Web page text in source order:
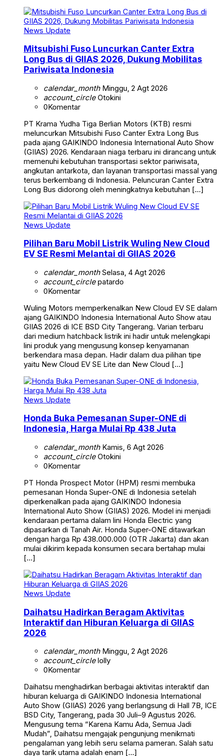
News Update
Mitsubishi Fuso Luncurkan Canter Extra
Long Bus di GIIAS 2026, Dukung Mobilitas
Pariwisata Indonesia
calendar_monthMinggu, 2 Agt 2026
account_circleOtokini
0Komentar
PT Krama Yudha Tiga Berlian Motors (KTB) resmi
meluncurkan Mitsubishi Fuso Canter Extra Long Bus
pada ajang GAIKINDO Indonesia International Auto Show
(GIIAS) 2026. Kendaraan niaga terbaru ini dirancang untuk
memenuhi kebutuhan transportasi sektor pariwisata,
angkutan antarkota, dan layanan transportasi massal yang
terus berkembang di Indonesia. Peluncuran Canter Extra
Long Bus didorong oleh meningkatnya kebutuhan […]
News Update
Pilihan Baru Mobil Listrik Wuling New Cloud
EV SE Resmi Melantai di GIIAS 2026
calendar_monthSelasa, 4 Agt 2026
account_circlepatardo
0Komentar
Wuling Motors memperkenalkan New Cloud EV SE dalam
ajang GAIKINDO Indonesia International Auto Show atau
GIIAS 2026 di ICE BSD City Tangerang. Varian terbaru
dari medium hatchback listrik ini hadir untuk melengkapi
lini produk yang mengusung konsep kenyamanan
berkendara masa depan. Hadir dalam dua pilihan tipe
yaitu New Cloud EV SE Lite dan New Cloud […]
News Update
Honda Buka Pemesanan Super-ONE di
Indonesia, Harga Mulai Rp 438 Juta
calendar_monthKamis, 6 Agt 2026
account_circleOtokini
0Komentar
PT Honda Prospect Motor (HPM) resmi membuka
pemesanan Honda Super-ONE di Indonesia setelah
diperkenalkan pada ajang GAIKINDO Indonesia
International Auto Show (GIIAS) 2026. Model ini menjadi
kendaraan pertama dalam lini Honda Electric yang
dipasarkan di Tanah Air. Honda Super-ONE ditawarkan
dengan harga Rp 438.000.000 (OTR Jakarta) dan akan
mulai dikirim kepada konsumen secara bertahap mulai
[…]
News Update
Daihatsu Hadirkan Beragam Aktivitas
Interaktif dan Hiburan Keluarga di GIIAS
2026
calendar_monthMinggu, 2 Agt 2026
account_circlelolly
0Komentar
Daihatsu menghadirkan berbagai aktivitas interaktif dan
hiburan keluarga di GAIKINDO Indonesia International
Auto Show (GIIAS) 2026 yang berlangsung di Hall 7B, ICE
BSD City, Tangerang, pada 30 Juli–9 Agustus 2026.
Mengusung tema “Karena Kamu Ada, Semua Jadi
Mudah”, Daihatsu mengajak pengunjung menikmati
pengalaman yang lebih seru selama pameran. Salah satu
daya tarik utama adalah enam […]